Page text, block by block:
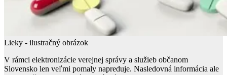
Lieky - ilustračný obrázok
V rámci elektronizácie verejnej správy a služieb občanom
Slovensko len veľmi pomaly napreduje. Nasledovná informácia ale